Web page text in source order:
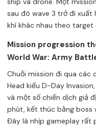
sau đó wave 3 trở đi xuất
khí khác nhau theo
Mission progression
World War: Army
Chuỗi mission đi qua các
Head kiểu D-Day
và một số chiến dịch giả
phút, kết thúc bằng boss
Đây là nhịp gameplay rất